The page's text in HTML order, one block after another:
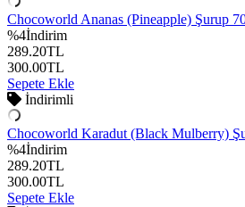
Chocoworld Ananas (Pineapple) Şurup
%4İndirim
289.20TL
300.00TL
Sepete Ekle
İndirimli
Chocoworld Karadut (Black Mulberry)
%4İndirim
289.20TL
300.00TL
Sepete Ekle